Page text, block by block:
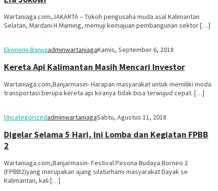
Wartaniaga.com,JAKARTA – Tokoh pengusaha muda asal Kalimantan
Selatan, Mardani H Maming, memuji kemajuan pembangunan sektor […]
Ekonomi BanuaadminwartaniagaKamis, September 6, 2018
Kereta Api Kalimantan Masih Mencari Investor
Wartaniaga.com,Banjarmasin- Harapan masyarakat untuk memiliki moda
transportasi berupa kereta api kiranya tidak bisa terwujud cepat. […]
UncategorizedadminwartaniagaSabtu, Agustus 11, 2018
Digelar Selama 5 Hari, Ini Lomba dan Kegiatan FPBB
2
Wartaniaga.com,Banjarmasin- Festival Pesona Budaya Borneo 2
(FPBB2)yang merupakan ajang silaturhami masyarakat Dayak se
Kalimantan, kali […]